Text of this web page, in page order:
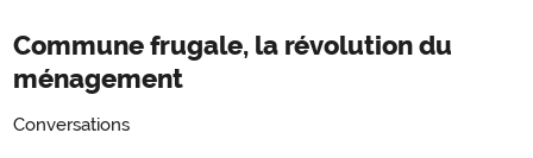
Commune frugale, la révolution du
ménagement
Conversations